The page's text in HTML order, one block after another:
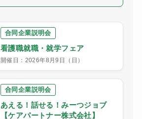
合同企業説明会
看護職就職・就学フェア
開催日：2026年8月9日（日）
合同企業説明会
あえる！話せる！みーつジョブ
【ケアパートナー株式会社】